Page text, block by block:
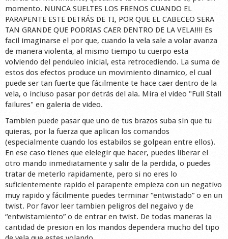
momento. NUNCA SUELTES LOS FRENOS CUANDO EL
PARAPENTE ESTE DETRÁS DE TI, POR QUE EL CABECEO SERA
TAN GRANDE QUE PODRIAS CAER DENTRO DE LA VELA!!!! Es
facil imaginarse el por que, cuando la vela sale a volar avanza
de manera violenta, al mismo tiempo tu cuerpo esta
volviendo del penduleo inicial, esta retrocediendo. La suma de
estos dos efectos produce un movimiento dinamico, el cual
puede ser tan fuerte que fácilmente te hace caer dentro de la
vela, o incluso pasar por detrás del ala. Mira el video "Full Stall
failures" en galeria de video.
Tambien puede pasar que uno de tus brazos suba sin que tu
quieras, por la fuerza que aplican los comandos
(especialmente cuando los estabilos se golpean entre ellos).
En ese caso tienes que elelegir que hacer, puedes liberar el
otro mando inmediatamente y salir de la perdida, o puedes
tratar de meterlo rapidamente, pero si no eres lo
suficientemente rapido el parapente empieza con un negativo
muy rapido y fácilmente puedes terminar “entwistado” o en un
twist. Por favor leer tambien peligros del negaivo y de
“entwistamiento” o de entrar en twist. De todas maneras la
cantidad de presion en los mandos dependera mucho del tipo